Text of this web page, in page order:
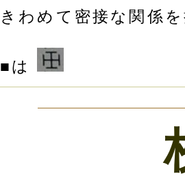
きわめて密接な関係
■は